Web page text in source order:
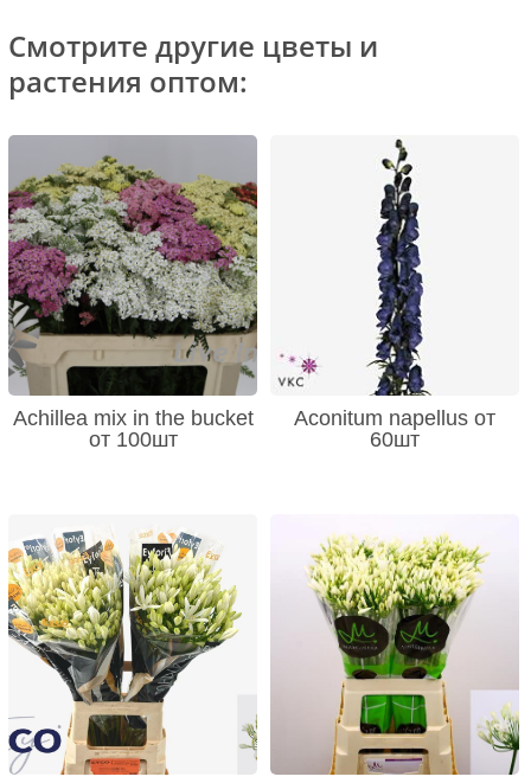
Смотрите другие цветы и
растения оптом:
Achillea mix in the bucket
от 100шт
Aconitum napellus от
60шт